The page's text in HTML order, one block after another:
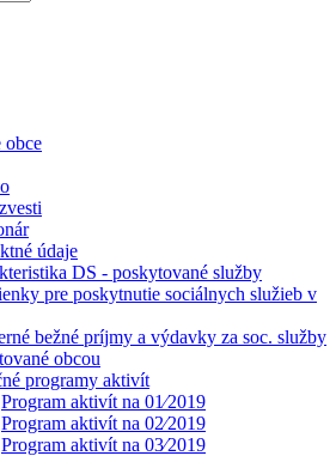
obce
údaje
DS - poskytované služby
pre poskytnutie sociálnych služieb v
bežné príjmy a výdavky za soc. služby
obcou
programy aktivít
Program aktivít na 01⁄2019
Program aktivít na 02⁄2019
Program aktivít na 03⁄2019